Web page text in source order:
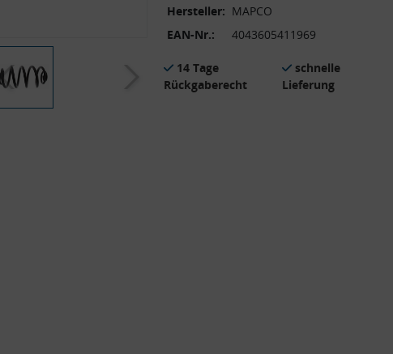
Hersteller: MAPCO
EAN-Nr.:
4043605411969
14 Tage
Rückgaberecht
schnelle
Lieferung